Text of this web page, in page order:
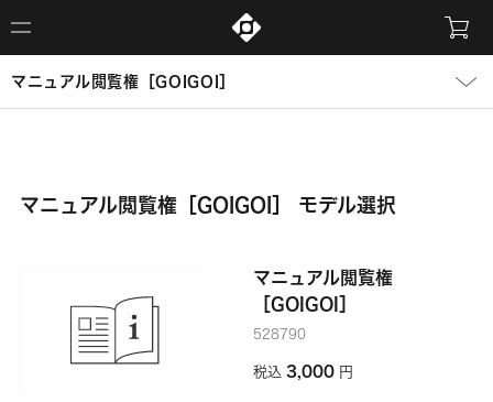
マニュアル閲覧権［GOIGOI］
マニュアル閲覧権［GOIGOI］ モデル選択
マニュアル閲覧権
［GOIGOI］
528790
税込 3,000 円